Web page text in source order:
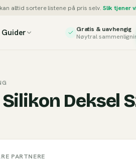
alltid sortere listene på pris selv. Slik tjener
Guider
Gratis & uavhengig
Nøytral
Deksel
PARTNERE